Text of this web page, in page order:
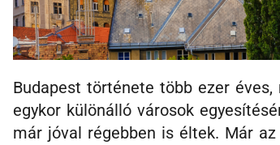
Budapest története több ezer
egykor különálló városok
már jóval régebben is éltek. Már